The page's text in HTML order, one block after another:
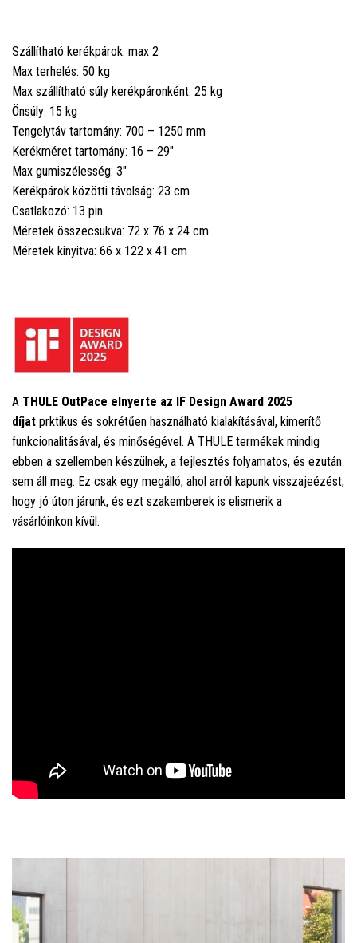
Szállítható kerékpárok: max 2
Max terhelés: 50 kg
Max szállítható súly kerékpáronként: 25 kg
Önsúly: 15 kg
Tengelytáv tartomány: 700 – 1250 mm
Kerékméret tartomány: 16 – 29"
Max gumiszélesség: 3"
Kerékpárok közötti távolság: 23 cm
Csatlakozó: 13 pin
Méretek összecsukva: 72 x 76 x 24 cm
Méretek kinyitva: 66 x 122 x 41 cm
A THULE OutPace elnyerte az IF Design Award 2025
díjat prktikus és sokrétűen használható kialakításával, kimerítő
funkcionalitásával, és minőségével. A THULE termékek mindig
ebben a szellemben készülnek, a fejlesztés folyamatos, és ezután
sem áll meg. Ez csak egy megálló, ahol arról kapunk visszajeézést,
hogy jó úton járunk, és ezt szakemberek is elismerik a
vásárlóinkon kívül.